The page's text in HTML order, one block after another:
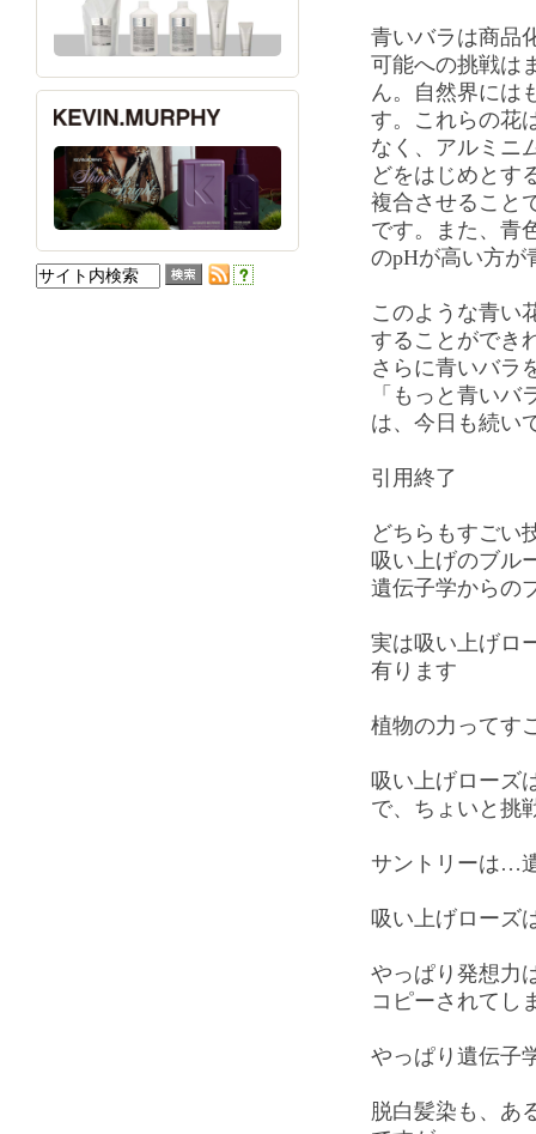
青いバラは商品
可能への挑戦は
ん。自然界には
す。これらの花
なく、アルミニ
どをはじめとす
複合させること
です。また、青
のpHが高い方が
このような青い
することができ
さらに青いバラ
「もっと青い
は、今日も続い
引用終了
どちらもすごい
吸い上げのブル
遺伝子学からの
実は吸い上げロ
有ります
植物の力ってす
吸い上げローズ
で、ちょいと挑
サントリーは…
吸い上げローズ
やっぱり発想力
コピーされてし
やっぱり遺伝子
脱白髪染も、あ